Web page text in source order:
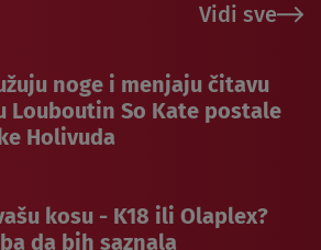
Vidi sve
noge i menjaju čitavu
Louboutin So Kate postale
Holivuda
kosu - K18 ili Olaplex?
da bih saznala